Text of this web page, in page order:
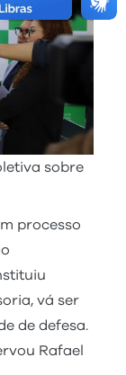
sobre
processo
vá ser
de defesa.
Rafael